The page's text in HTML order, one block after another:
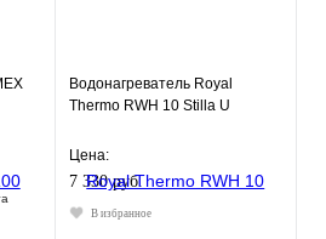
Водонагреватель Royal
Thermo RWH 10 Stilla U
Цена:
7 330 руб.
В избранное